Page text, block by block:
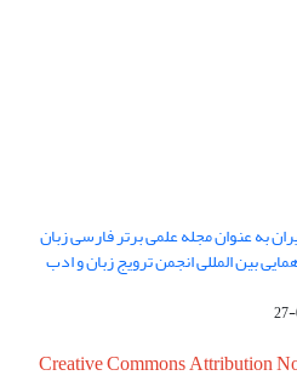
به عنوان مجله علمی برتر فارسی زبان
گردهمایی بین المللی انجمن ترویج زبان و ادب
Creative Commons Attribution